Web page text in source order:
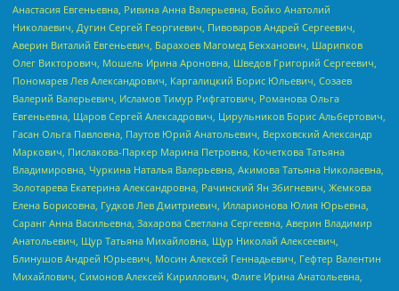
Анастасия Евгеньевна, Ривина Анна Валерьевна, Бойко Анатолий
Николаевич, Дугин Сергей Георгиевич, Пивоваров Андрей Сергеевич,
Аверин Виталий Евгеньевич, Барахоев Магомед Бекханович, Шарипков
Олег Викторович, Мошель Ирина Ароновна, Шведов Григорий Сергеевич,
Пономарев Лев Александрович, Каргалицкий Борис Юльевич, Созаев
Валерий Валерьевич, Исламов Тимур Рифгатович, Романова Ольга
Евгеньевна, Щаров Сергей Алексадрович, Цирульников Борис Альбертович,
Гасан Ольга Павловна, Паутов Юрий Анатольевич, Верховский Александр
Маркович, Пислакова-Паркер Марина Петровна, Кочеткова Татьяна
Владимировна, Чуркина Наталья Валерьевна, Акимова Татьяна Николаевна,
Золотарева Екатерина Александровна, Рачинский Ян Збигневич, Жемкова
Елена Борисовна, Гудков Лев Дмитриевич, Илларионова Юлия Юрьевна,
Саранг Анна Васильевна, Захарова Светлана Сергеевна, Аверин Владимир
Анатольевич, Щур Татьяна Михайловна, Щур Николай Алексеевич,
Блинушов Андрей Юрьевич, Мосин Алексей Геннадьевич, Гефтер Валентин
Михайлович, Симонов Алексей Кириллович, Флиге Ирина Анатольевна,